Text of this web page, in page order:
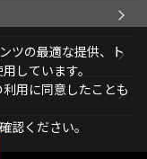
ツの最適な提供、ト
しています。
用に同意したことも
認ください。